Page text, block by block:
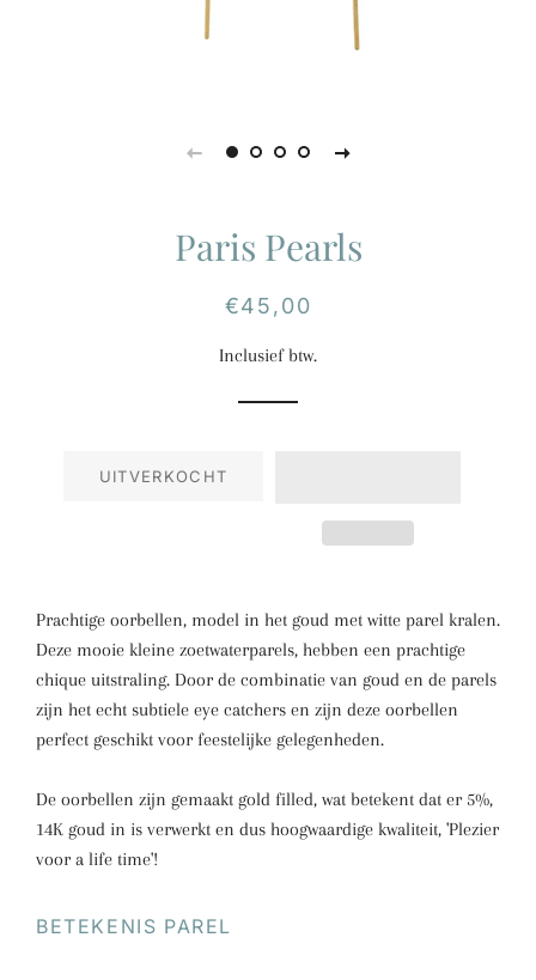
Paris Pearls
Normale
Aanbiedingsprijs
€45,00
Inclusief btw.
UITVERKOCHT
Prachtige oorbellen, model in het goud met witte parel kralen.
Deze mooie kleine zoetwaterparels, hebben een prachtige
chique uitstraling. Door de combinatie van goud en de parels
zijn het echt subtiele eye catchers en zijn deze oorbellen
perfect geschikt voor feestelijke gelegenheden.
De oorbellen zijn gemaakt gold filled, wat betekent dat er 5%,
14K goud in is verwerkt en dus hoogwaardige kwaliteit, 'Plezier
voor a life time'!
BETEKENIS PAREL